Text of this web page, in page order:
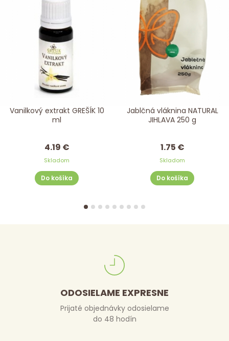
Vanilkový extrakt GREŠÍK 10
ml
4.19 €
Skladom
Do košíka
Jablčná vláknina NATURAL
JIHLAVA 250 g
1.75 €
Skladom
Do košíka
ODOSIELAME EXPRESNE
Prijaté objednávky odosielame
do 48 hodín